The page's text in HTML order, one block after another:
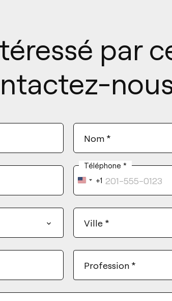
par
Nom *
Téléphone *
United
States
+1
Ville *
Profession *